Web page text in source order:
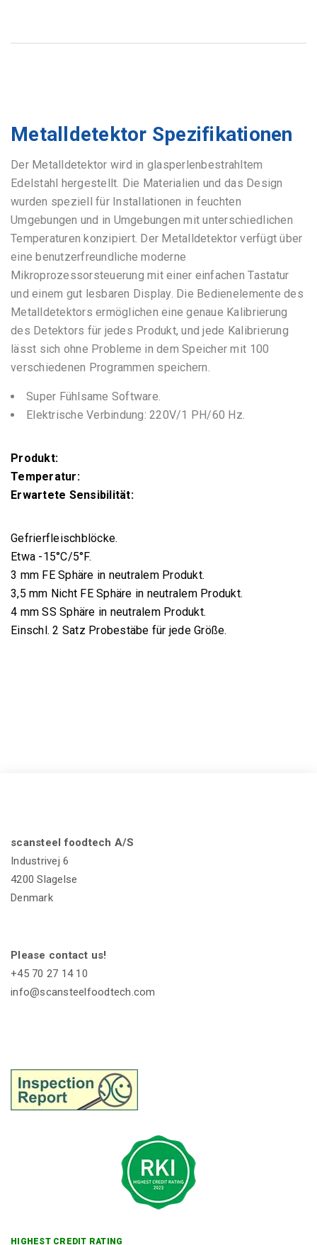
Metalldetektor Spezifikationen
Der Metalldetektor wird in glasperlenbestrahltem
Edelstahl hergestellt. Die Materialien und das Design
wurden speziell für Installationen in feuchten
Umgebungen und in Umgebungen mit unterschiedlichen
Temperaturen konzipiert. Der Metalldetektor verfügt über
eine benutzerfreundliche moderne
Mikroprozessorsteuerung mit einer einfachen Tastatur
und einem gut lesbaren Display. Die Bedienelemente des
Metalldetektors ermöglichen eine genaue Kalibrierung
des Detektors für jedes Produkt, und jede Kalibrierung
lässt sich ohne Probleme in dem Speicher mit 100
verschiedenen Programmen speichern.
Super Fühlsame Software.
Elektrische Verbindung: 220V/1 PH/60 Hz.
Produkt:
Temperatur:
Erwartete Sensibilität:
Gefrierfleischblöcke.
Etwa -15°C/5°F.
3 mm FE Sphäre in neutralem Produkt.
3,5 mm Nicht FE Sphäre in neutralem Produkt.
4 mm SS Sphäre in neutralem Produkt.
Einschl. 2 Satz Probestäbe für jede Größe.
scansteel foodtech A/S
Industrivej 6
4200 Slagelse
Denmark
Please contact us!
+45 70 27 14 10
info@scansteelfoodtech.com
HIGHEST CREDIT RATING